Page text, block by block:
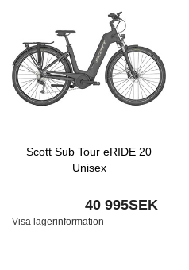
Scott Sub Tour eRIDE 20
Unisex
40 995SEK
Visa lagerinformation